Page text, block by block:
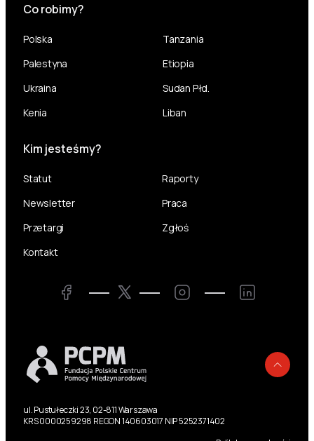
Co robimy?
Polska
Palestyna
Ukraina
Kenia
Tanzania
Etiopia
Sudan Płd.
Liban
Kim jesteśmy?
Statut
Raporty
Newsletter
Praca
Przetargi
Zgłoś
Kontakt
Facebook Twitter Instagram LinkedIn
ul. Pustułeczki 23, 02-811 Warszawa
KRS 0000259298 REGON 140603017 NIP 5252371402